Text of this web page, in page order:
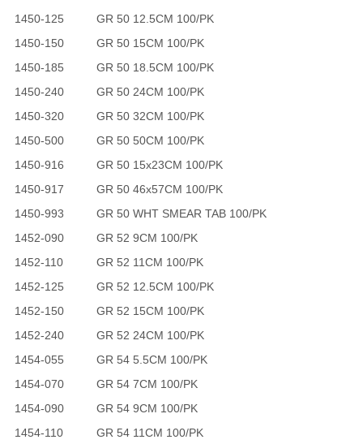
1450-125
GR 50 12.5CM 100/PK
1450-150
GR 50 15CM 100/PK
1450-185
GR 50 18.5CM 100/PK
1450-240
GR 50 24CM 100/PK
1450-320
GR 50 32CM 100/PK
1450-500
GR 50 50CM 100/PK
1450-916
GR 50 15x23CM 100/PK
1450-917
GR 50 46x57CM 100/PK
1450-993
GR 50 WHT SMEAR TAB 100/PK
1452-090
GR 52 9CM 100/PK
1452-110
GR 52 11CM 100/PK
1452-125
GR 52 12.5CM 100/PK
1452-150
GR 52 15CM 100/PK
1452-240
GR 52 24CM 100/PK
1454-055
GR 54 5.5CM 100/PK
1454-070
GR 54 7CM 100/PK
1454-090
GR 54 9CM 100/PK
1454-110
GR 54 11CM 100/PK